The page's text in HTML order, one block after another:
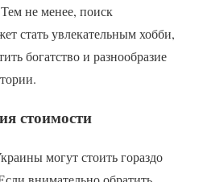
не менее, поиск
стать увлекательным хобби,
богатство и разнообразие
стоимости
могут стоить гораздо